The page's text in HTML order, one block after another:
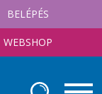
BELÉPÉS
WEBSHOP